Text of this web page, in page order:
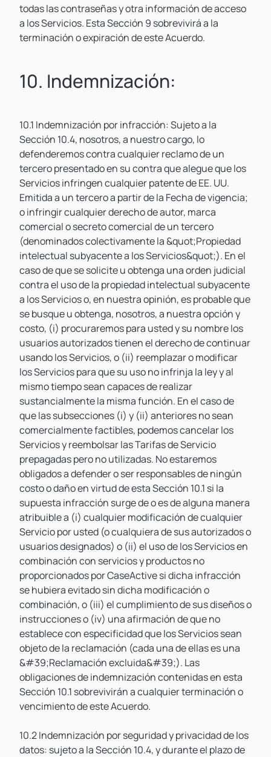
todas las contraseñas y otra información de acceso
a los Servicios. Esta Sección 9 sobrevivirá a la
terminación o expiración de este Acuerdo.
10. Indemnización:
10.1 Indemnización por infracción: Sujeto a la
Sección 10.4, nosotros, a nuestro cargo, lo
defenderemos contra cualquier reclamo de un
tercero presentado en su contra que alegue que los
Servicios infringen cualquier patente de EE. UU.
Emitida a un tercero a partir de la Fecha de vigencia;
o infringir cualquier derecho de autor, marca
comercial o secreto comercial de un tercero
(denominados colectivamente la &quot;Propiedad
intelectual subyacente a los Servicios&quot;). En el
caso de que se solicite u obtenga una orden judicial
contra el uso de la propiedad intelectual subyacente
a los Servicios o, en nuestra opinión, es probable que
se busque u obtenga, nosotros, a nuestra opción y
costo, (i) procuraremos para usted y su nombre los
usuarios autorizados tienen el derecho de continuar
usando los Servicios, o (ii) reemplazar o modificar
los Servicios para que su uso no infrinja la ley y al
mismo tiempo sean capaces de realizar
sustancialmente la misma función. En el caso de
que las subsecciones (i) y (ii) anteriores no sean
comercialmente factibles, podemos cancelar los
Servicios y reembolsar las Tarifas de Servicio
prepagadas pero no utilizadas. No estaremos
obligados a defender o ser responsables de ningún
costo o daño en virtud de esta Sección 10.1 si la
supuesta infracción surge de o es de alguna manera
atribuible a (i) cualquier modificación de cualquier
Servicio por usted (o cualquiera de sus autorizados o
usuarios designados) o (ii) el uso de los Servicios en
combinación con servicios y productos no
proporcionados por CaseActive si dicha infracción
se hubiera evitado sin dicha modificación o
combinación, o (iii) el cumplimiento de sus diseños o
instrucciones o (iv) una afirmación de que no
establece con especificidad que los Servicios sean
objeto de la reclamación (cada una de ellas es una
&#39;Reclamación excluida&#39;). Las
obligaciones de indemnización contenidas en esta
Sección 10.1 sobrevivirán a cualquier terminación o
vencimiento de este Acuerdo.
10.2 Indemnización por seguridad y privacidad de los
datos: sujeto a la Sección 10.4, y durante el plazo de